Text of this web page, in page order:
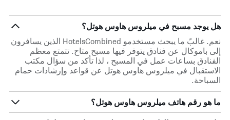
هل يوجد مسبح في ميلروس هاوس هوتل؟
نعم. غالبً ما يبحث مستخدمو HotelsCombined الذين يسافرون
إلى باموكال عن فنادق يتوفر فيها مسبح متاح. تتمتع معظم
الفنادق بساعات عمل في المسبح ، لذا تأكد من سؤال مكتب
الاستقبال في ميلروس هاوس هوتل عن قواعد وإرشادات حمام
السباحة.
ما هو رقم هاتف ميلروس هاوس هوتل؟